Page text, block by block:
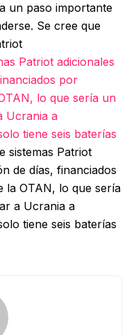
un paso importante
Se cree que
Patriot adicionales
por
lo que sería un
Ucrania a
tiene seis baterías
sistemas Patriot
de días, financiados
la OTAN, lo que sería
a Ucrania a
tiene seis baterías